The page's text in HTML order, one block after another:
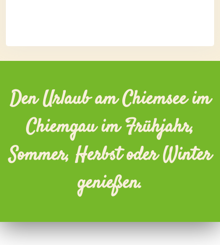
Den Urlaub am Chiemsee im
Chiemgau im Frühjahr,
Sommer, Herbst oder Winter
genießen.